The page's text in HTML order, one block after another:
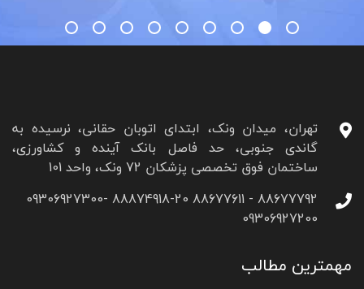
تهران، میدان ونک، ابتدای اتوبان حقانی، نرسیده به
گاندی جنوبی، حد فاصل بانک آینده و کشاورزی،
ساختمان فوق تخصصی پزشکان 72 ونک، واحد 101
88677792 - 88677611 88874918-20 09306927300-
09306927200
مهمترین مطالب